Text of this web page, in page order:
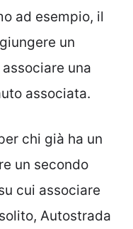
ad esempio, il
un
una
associata.
chi già ha un
un secondo
cui associare
Autostrada